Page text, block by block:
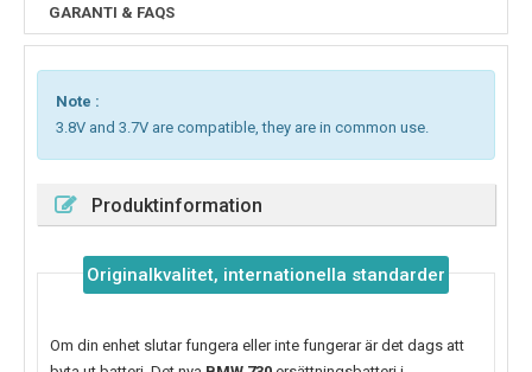
GARANTI & FAQS
Note :
3.8V and 3.7V are compatible, they are in common use.
Produktinformation
Originalkvalitet, internationella standarder
Om din enhet slutar fungera eller inte fungerar är det dags att